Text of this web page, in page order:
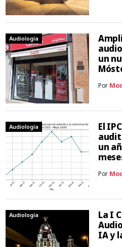
Audiología
un
Por
Audiología
El
un
Por
Audiología
La I
IA y